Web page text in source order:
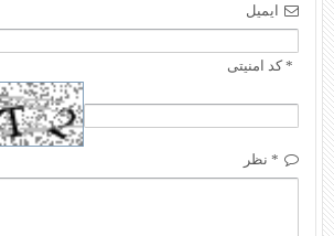
ایمیل
* کد امنیتی
* نظر